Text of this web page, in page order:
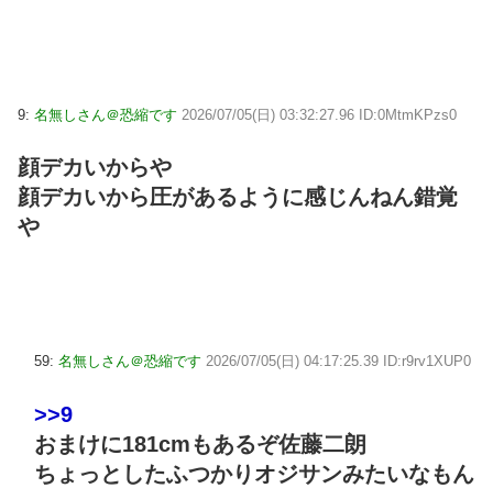
9: 名無しさん＠恐縮です 2026/07/05(日) 03:32:27.96 ID:0MtmKPzs0
顔デカいからや
顔デカいから圧があるように感じんねん錯覚
や
59: 名無しさん＠恐縮です 2026/07/05(日) 04:17:25.39 ID:r9rv1XUP0
>>9
おまけに181cmもあるぞ佐藤二朗
ちょっとしたふつかりオジサンみたいなもん